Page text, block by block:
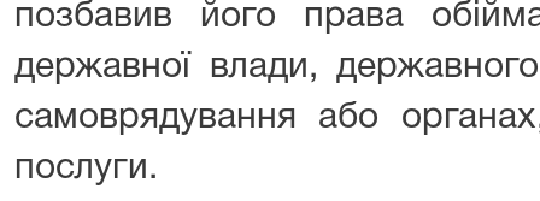
позбавив його права
державної влади,
самоврядування або
послуги.